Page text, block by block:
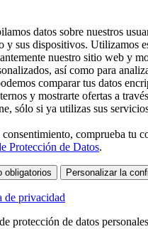
datos sobre nuestros
y sus dispositivos. Utilizamos
nuestro sitio web y
así como para
comparar tus datos
y mostrarte ofertas a
sólo si ya utilizas sus
consentimiento, comprueba tu
Protección de Datos.
obligatorios Personalizar la
de privacidad
protección de datos personales